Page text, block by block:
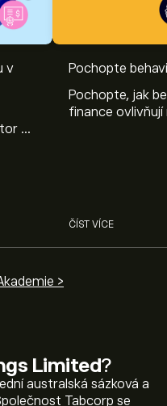
Limited?
australská sázková a
Tabcorp se
v
AI.
Pochopte
Pochopte, jak
finance
ČÍST VÍCE
>